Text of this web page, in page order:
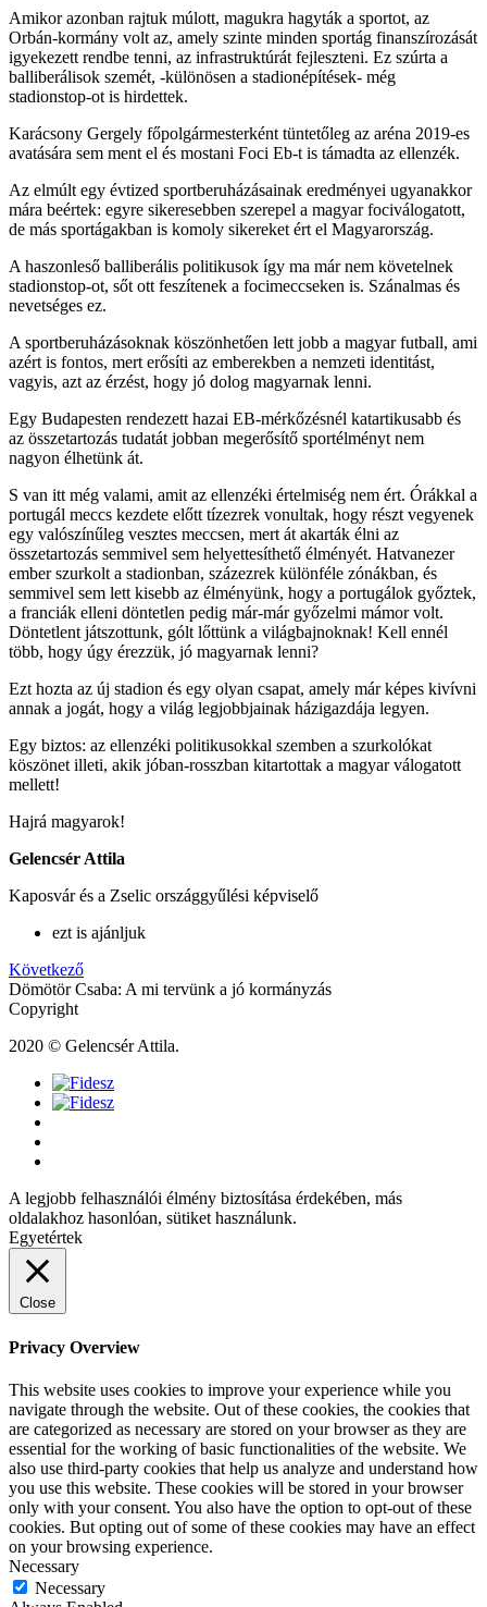
Amikor azonban rajtuk múlott, magukra hagyták a sportot, az
Orbán-kormány volt az, amely szinte minden sportág finanszírozását
igyekezett rendbe tenni, az infrastruktúrát fejleszteni. Ez szúrta a
balliberálisok szemét, -különösen a stadionépítések- még
stadionstop-ot is hirdettek.
Karácsony Gergely főpolgármesterként tüntetőleg az aréna 2019-es
avatására sem ment el és mostani Foci Eb-t is támadta az ellenzék.
Az elmúlt egy évtized sportberuházásainak eredményei ugyanakkor
mára beértek: egyre sikeresebben szerepel a magyar fociválogatott,
de más sportágakban is komoly sikereket ért el Magyarország.
A haszonleső balliberális politikusok így ma már nem követelnek
stadionstop-ot, sőt ott feszítenek a focimeccseken is. Szánalmas és
nevetséges ez.
A sportberuházásoknak köszönhetően lett jobb a magyar futball, ami
azért is fontos, mert erősíti az emberekben a nemzeti identitást,
vagyis, azt az érzést, hogy jó dolog magyarnak lenni.
Egy Budapesten rendezett hazai EB-mérkőzésnél katartikusabb és
az összetartozás tudatát jobban megerősítő sportélményt nem
nagyon élhetünk át.
S van itt még valami, amit az ellenzéki értelmiség nem ért. Órákkal a
portugál meccs kezdete előtt tízezrek vonultak, hogy részt vegyenek
egy valószínűleg vesztes meccsen, mert át akarták élni az
összetartozás semmivel sem helyettesíthető élményét. Hatvanezer
ember szurkolt a stadionban, százezrek különféle zónákban, és
semmivel sem lett kisebb az élményünk, hogy a portugálok győztek,
a franciák elleni döntetlen pedig már-már győzelmi mámor volt.
Döntetlent játszottunk, gólt lőttünk a világbajnoknak! Kell ennél
több, hogy úgy érezzük, jó magyarnak lenni?
Ezt hozta az új stadion és egy olyan csapat, amely már képes kivívni
annak a jogát, hogy a világ legjobbjainak házigazdája legyen.
Egy biztos: az ellenzéki politikusokkal szemben a szurkolókat
köszönet illeti, akik jóban-rosszban kitartottak a magyar válogatott
mellett!
Hajrá magyarok!
Gelencsér Attila
Kaposvár és a Zselic országgyűlési képviselő
ezt is ajánljuk
Következő
Dömötör Csaba: A mi tervünk a jó kormányzás
Copyright
2020 © Gelencsér Attila.
A legjobb felhasználói élmény biztosítása érdekében, más
oldalakhoz hasonlóan, sütiket használunk.
Egyetértek
Close
Privacy Overview
This website uses cookies to improve your experience while you
navigate through the website. Out of these cookies, the cookies that
are categorized as necessary are stored on your browser as they are
essential for the working of basic functionalities of the website. We
also use third-party cookies that help us analyze and understand how
you use this website. These cookies will be stored in your browser
only with your consent. You also have the option to opt-out of these
cookies. But opting out of some of these cookies may have an effect
on your browsing experience.
Necessary
Necessary